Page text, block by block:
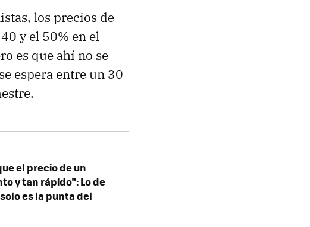
los precios de
y el 50% en el
es que ahí no se
espera entre un 30
el precio de un
y tan rápido": Lo de
es la punta del